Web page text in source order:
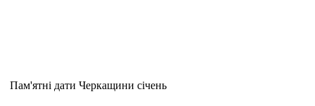
Пам'ятні дати Черкащини січень